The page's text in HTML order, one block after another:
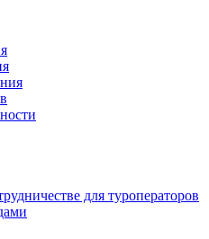
для туроператоров